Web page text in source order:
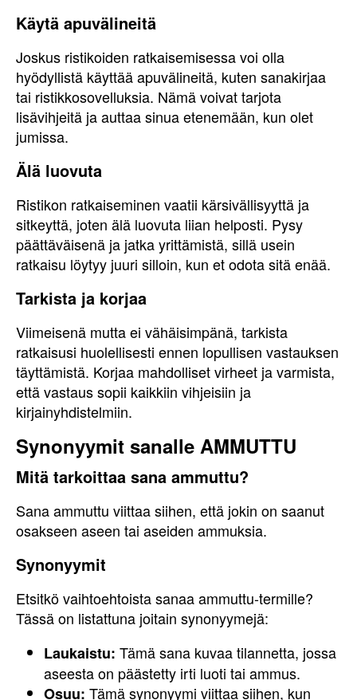
Käytä apuvälineitä
Joskus ristikoiden ratkaisemisessa voi olla
hyödyllistä käyttää apuvälineitä, kuten sanakirjaa
tai ristikkosovelluksia. Nämä voivat tarjota
lisävihjeitä ja auttaa sinua etenemään, kun olet
jumissa.
Älä luovuta
Ristikon ratkaiseminen vaatii kärsivällisyyttä ja
sitkeyttä, joten älä luovuta liian helposti. Pysy
päättäväisenä ja jatka yrittämistä, sillä usein
ratkaisu löytyy juuri silloin, kun et odota sitä enää.
Tarkista ja korjaa
Viimeisenä mutta ei vähäisimpänä, tarkista
ratkaisusi huolellisesti ennen lopullisen vastauksen
täyttämistä. Korjaa mahdolliset virheet ja varmista,
että vastaus sopii kaikkiin vihjeisiin ja
kirjainyhdistelmiin.
Synonyymit sanalle AMMUTTU
Mitä tarkoittaa sana ammuttu?
Sana ammuttu viittaa siihen, että jokin on saanut
osakseen aseen tai aseiden ammuksia.
Synonyymit
Etsitkö vaihtoehtoista sanaa ammuttu-termille?
Tässä on listattuna joitain synonyymejä:
Laukaistu: Tämä sana kuvaa tilannetta, jossa
aseesta on päästetty irti luoti tai ammus.
Osuu: Tämä synonyymi viittaa siihen, kun